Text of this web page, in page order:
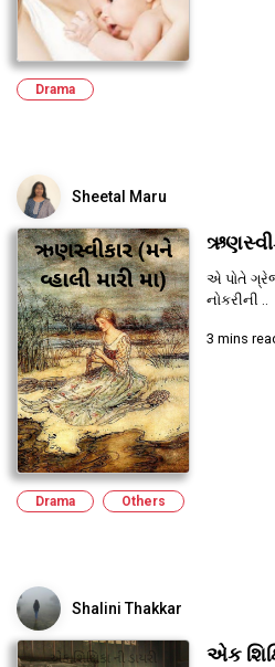
Drama
Sheetal Maru
એ પોતે
નોકરીની ..
3 mins
Drama Others
Shalini Thakkar
એક